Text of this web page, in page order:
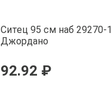
Ситец 95 см наб 29270-1
Джордано
92.92 ₽